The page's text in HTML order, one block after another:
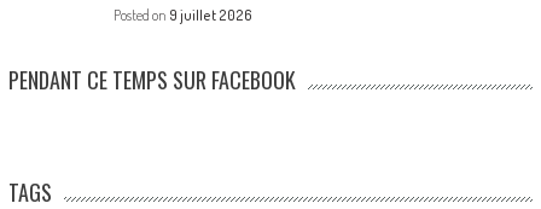
Posted on 9 juillet 2026
PENDANT CE TEMPS SUR FACEBOOK
TAGS